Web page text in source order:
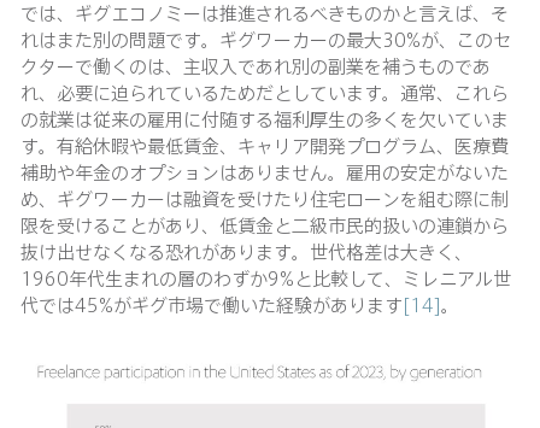
では、ギグエコノミーは推進されるべきものかと言えば、そ
れはまた別の問題です。ギグワーカーの最大30%が、このセ
クターで働くのは、主収入であれ別の副業を補うものであ
れ、必要に迫られているためだとしています。通常、これら
の就業は従来の雇用に付随する福利厚生の多くを欠いていま
す。有給休暇や最低賃金、キャリア開発プログラム、医療費
補助や年金のオプションはありません。雇用の安定がないた
め、ギグワーカーは融資を受けたり住宅ローンを組む際に制
限を受けることがあり、低賃金と二級市民的扱いの連鎖から
抜け出せなくなる恐れがあります。世代格差は大きく、
1960年代生まれの層のわずか9%と比較して、ミレニアル世
代では45%がギグ市場で働いた経験があります[14]。